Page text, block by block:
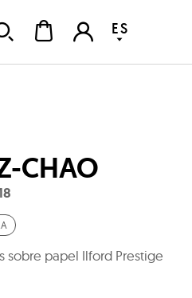
ES
CHAO
sobre papel Ilford Prestige